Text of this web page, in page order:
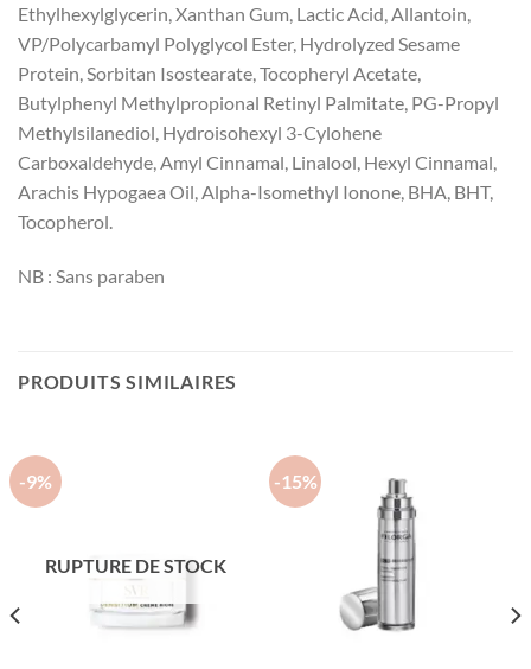
Ethylhexylglycerin, Xanthan Gum, Lactic Acid, Allantoin,
VP/Polycarbamyl Polyglycol Ester, Hydrolyzed Sesame
Protein, Sorbitan Isostearate, Tocopheryl Acetate,
Butylphenyl Methylpropional Retinyl Palmitate, PG-Propyl
Methylsilanediol, Hydroisohexyl 3-Cylohene
Carboxaldehyde, Amyl Cinnamal, Linalool, Hexyl Cinnamal,
Arachis Hypogaea Oil, Alpha-Isomethyl Ionone, BHA, BHT,
Tocopherol.
NB : Sans paraben
PRODUITS SIMILAIRES
-9%
RUPTURE DE STOCK
-15%